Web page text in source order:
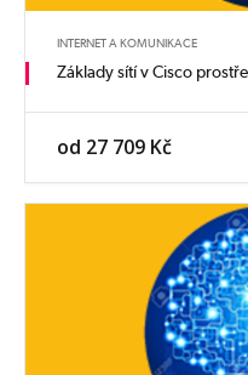
INTERNET A KOMUNIKACE
Základy sítí v Cisco
od 27 709 Kč